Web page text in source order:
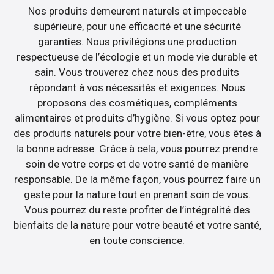
Nos produits demeurent naturels et impeccable
supérieure, pour une efficacité et une sécurité
garanties. Nous privilégions une production
respectueuse de l’écologie et un mode vie durable et
sain. Vous trouverez chez nous des produits
répondant à vos nécessités et exigences. Nous
proposons des cosmétiques, compléments
alimentaires et produits d’hygiène. Si vous optez pour
des produits naturels pour votre bien-être, vous êtes à
la bonne adresse. Grâce à cela, vous pourrez prendre
soin de votre corps et de votre santé de manière
responsable. De la même façon, vous pourrez faire un
geste pour la nature tout en prenant soin de vous.
Vous pourrez du reste profiter de l’intégralité des
bienfaits de la nature pour votre beauté et votre santé,
en toute conscience.